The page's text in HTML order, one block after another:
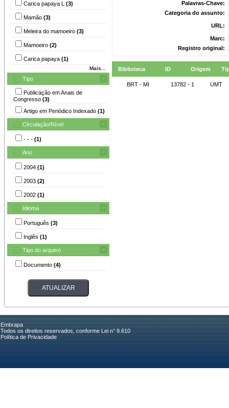
Carica papaya L (3)
Mamão (3)
Meleira do mamoeiro (3)
Mamoeiro (2)
Carica papaya (1)
Mais...
Tipo
Publicação em Anais de
Congresso (3)
Artigo em Periódico Indexado (1)
Circulação/Nível
- - - (1)
Ano
2004 (1)
2003 (2)
2002 (1)
Idioma
Português (3)
Inglês (1)
Tipo do arquivo
Documento (4)
Palavras-Chave:
Categoria do assunto:
URL:
Marc:
Registro original:
Biblioteca ID Origem
BRT - MI 13782 - 1 UMT
Embrapa
Todos os direitos reservados, conforme Lei n° 9.610
Política de Privacidade